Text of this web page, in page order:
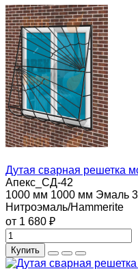
Дутая сварная решетка
Апекс_СД-42
1000 мм 1000 мм Эмаль
Нитроэмаль/Hammerite
от 1 680 ₽
Купить